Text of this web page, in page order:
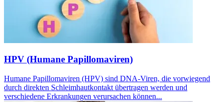
HPV (Humane Papillomaviren)
Humane Papillomaviren (HPV) sind DNA-Viren, die vorwiegend
durch direkten Schleimhautkontakt übertragen werden und
verschiedene Erkrankungen verursachen können...